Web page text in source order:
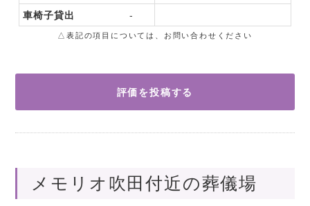
車椅子貸出
-
△表記の項目については、お問い合わせください
評価を投稿する
メモリオ吹田付近の葬儀場